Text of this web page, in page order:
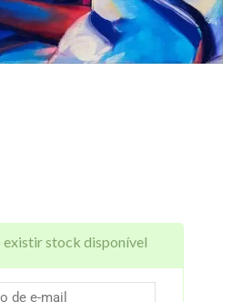
existir stock disponível